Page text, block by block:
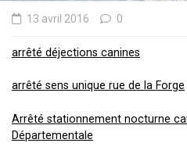
13 avril 2016 0
arrêté déjections canines
arrêté sens unique rue de la Forge
Arrêté stationnement nocturne
Départementale